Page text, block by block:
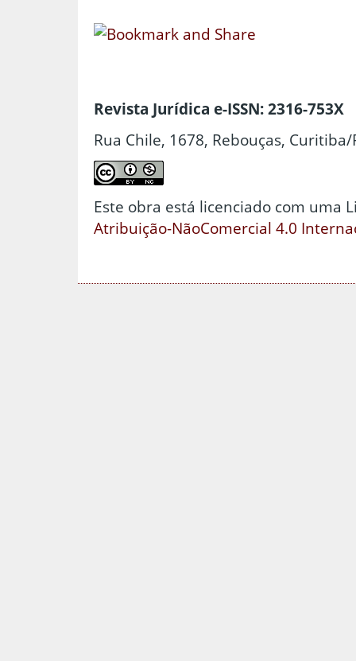
Revista Jurídica e-ISSN: 2316-753X
Rua Chile, 1678, Rebouças, Curitiba/
Este obra está licenciado com uma
Atribuição-NãoComercial 4.0